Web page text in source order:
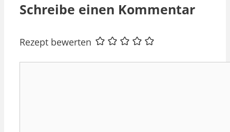
Schreibe einen Kommentar
Rezept bewerten